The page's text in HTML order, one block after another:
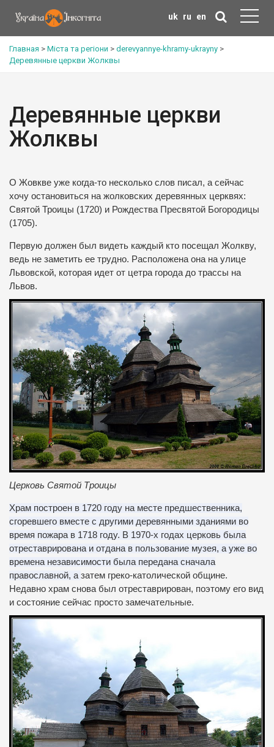
uk ru en
Главная > Міста та регіони > derevyannye-khramy-ukrayny >
Деревянные церкви Жолквы
Деревянные церкви
Жолквы
О Жовкве уже когда-то несколько слов писал, а сейчас
хочу остановиться на жолковских деревянных церквях:
Святой Троицы (1720) и Рождества Пресвятой Богородицы
(1705).
Первую должен был видеть каждый кто посещал Жолкву,
ведь не заметить ее трудно. Расположена она на улице
Львовской, которая идет от цетра города до трассы на
Львов.
Церковь Святой Троицы
Храм построен в 1720 году на месте предшественника,
сгоревшего вместе с другими деревянными зданиями во
время пожара в 1718 году. В 1970-х годах церковь была
отреставрирована и отдана в пользование музея, а уже во
времена независимости была передана сначала
православной, а затем греко-католической общине.
Недавно храм снова был отреставрирован, поэтому его вид
и состояние сейчас просто замечательные.